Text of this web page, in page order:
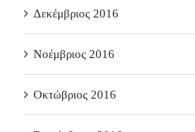
Δεκέμβριος 2016
Νοέμβριος 2016
Οκτώβριος 2016